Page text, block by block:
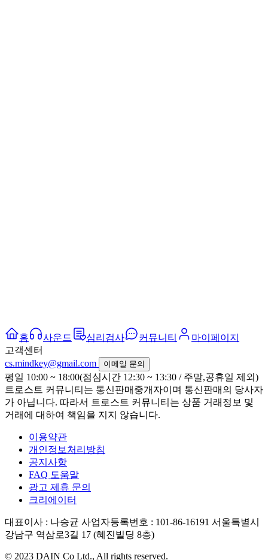
홈 사운드 심리검사 커뮤니티
마이페이지
고객센터
cs.mindkey@gmail.com
이메일 문의
평일 10:00 ~ 18:00(점심시간 12:30 ~ 13:30 / 주말,공휴일 제외)
트로스트 커뮤니티는 통신판매중개자이며 통신판매의 당사자
가 아닙니다. 따라서 트로스트 커뮤니티는 상품 거래정보 및
거래에 대하여 책임을 지지 않습니다.
이용약관
개인정보처리방침
공지사항
FAQ 도움말
광고 제휴 문의
크리에이터
대표이사 : 나승균 사업자등록번호 : 101-86-16191 서울특별시
강남구 역삼로3길 17 (혜진빌딩 8층)
© 2023 DAIN Co Ltd., All rights reserved.